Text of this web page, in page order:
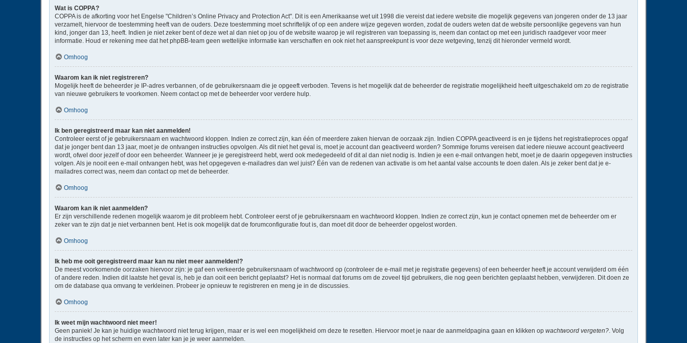
Wat is COPPA?
COPPA is de afkorting voor het Engelse "Children’s Online Privacy and Protection Act". Dit is een Amerikaanse wet uit 1998 die vereist dat iedere website die mogelijk gegevens van jongeren onder de 13 jaar
verzamelt, hiervoor de toestemming heeft van de ouders. Deze toestemming moet schriftelijk of op een andere wijze gegeven worden, zodat de ouders weten dat de website persoonlijke gegevens van hun
kind, jonger dan 13, heeft. Indien je niet zeker bent of deze wet al dan niet op jou of de website waarop je wil registreren van toepassing is, neem dan contact op met een juridisch raadgever voor meer
informatie. Houd er rekening mee dat het phpBB-team geen wettelijke informatie kan verschaffen en ook niet het aanspreekpunt is voor deze wetgeving, tenzij dit hieronder vermeld wordt.
Omhoog
Waarom kan ik niet registreren?
Mogelijk heeft de beheerder je IP-adres verbannen, of de gebruikersnaam die je opgeeft verboden. Tevens is het mogelijk dat de beheerder de registratie mogelijkheid heeft uitgeschakeld om zo de registratie
van nieuwe gebruikers te voorkomen. Neem contact op met de beheerder voor verdere hulp.
Omhoog
Ik ben geregistreerd maar kan niet aanmelden!
Controleer eerst of je gebruikersnaam en wachtwoord kloppen. Indien ze correct zijn, kan één of meerdere zaken hiervan de oorzaak zijn. Indien COPPA geactiveerd is en je tijdens het registratieproces opgaf
dat je jonger bent dan 13 jaar, moet je de ontvangen instructies opvolgen. Als dit niet het geval is, moet je account dan geactiveerd worden? Sommige forums vereisen dat iedere nieuwe account geactiveerd
wordt, ofwel door jezelf of door een beheerder. Wanneer je je geregistreerd hebt, werd ook medegedeeld of dit al dan niet nodig is. Indien je een e-mail ontvangen hebt, moet je de daarin opgegeven instructies
volgen. Als je nooit een e-mail ontvangen hebt, was het opgegeven e-mailadres dan wel juist? Één van de redenen van activatie is om het aantal valse accounts te doen dalen. Als je zeker bent dat je e-
mailadres correct was, neem dan contact op met de beheerder.
Omhoog
Waarom kan ik niet aanmelden?
Er zijn verschillende redenen mogelijk waarom je dit probleem hebt. Controleer eerst of je gebruikersnaam en wachtwoord kloppen. Indien ze correct zijn, kun je contact opnemen met de beheerder om er
zeker van te zijn dat je niet verbannen bent. Het is ook mogelijk dat de forumconfiguratie fout is, dan moet dit door de beheerder opgelost worden.
Omhoog
Ik heb me ooit geregistreerd maar kan nu niet meer aanmelden!?
De meest voorkomende oorzaken hiervoor zijn: je gaf een verkeerde gebruikersnaam of wachtwoord op (controleer de e-mail met je registratie gegevens) of een beheerder heeft je account verwijderd om één
of andere reden. Indien dit laatste het geval is, heb je dan ooit een bericht geplaatst? Het is normaal dat forums om de zoveel tijd gebruikers, die nog geen berichten geplaatst hebben, verwijderen. Dit doen ze
om de database qua omvang te verkleinen. Probeer je opnieuw te registreren en meng je in de discussies.
Omhoog
Ik weet mijn wachtwoord niet meer!
Geen paniek! Je kan je huidige wachtwoord niet terug krijgen, maar er is wel een mogelijkheid om deze te resetten. Hiervoor moet je naar de aanmeldpagina gaan en klikken op wachtwoord vergeten?. Volg
de instructies op het scherm en even later kan je je weer aanmelden.